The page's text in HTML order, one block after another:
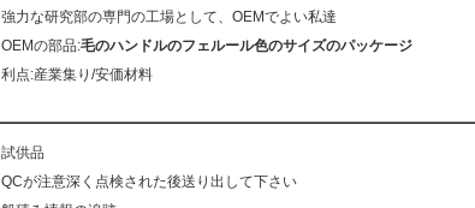
強力な研究部の専門の工場として、OEMでよい私達
OEMの部品:毛のハンドルのフェルール色のサイズのパッケージ
利点:産業集り/安価材料
試供品
QCが注意深く点検された後送り出して下さい